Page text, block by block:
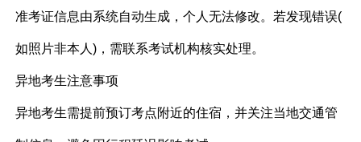
准考证信息由系统自动生成，个人无法修改。若发现错误(
如照片非本人)，需联系考试机构核实处理。
异地考生注意事项​
异地考生需提前预订考点附近的住宿，并关注当地交通管